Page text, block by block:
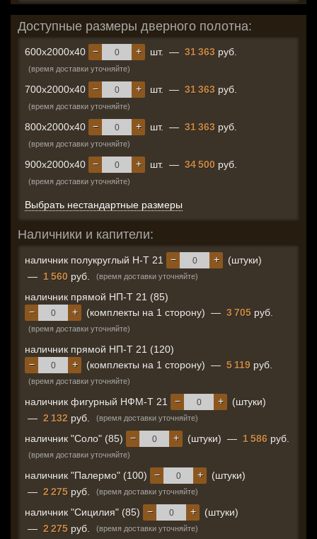
Доступные размеры дверного полотна:
600x2000x40 +
− шт. — 31 363 руб.
(время доставки уточняйте)
700x2000x40 +
− шт. — 31 363 руб.
(время доставки уточняйте)
800x2000x40 +
− шт. — 31 363 руб.
(время доставки уточняйте)
900x2000x40 +
− шт. — 34 500 руб.
(время доставки уточняйте)
Выбрать нестандартные размеры
Наличники и капители:
наличник полукруглый Н-Т 21 +
−
(штуки)
— 1 560 руб. (время доставки уточняйте)
наличник прямой НП-Т 21 (85)
+
− (комплекты на 1 сторону) — 3 705 руб.
(время доставки уточняйте)
наличник прямой НП-Т 21 (120)
+
− (комплекты на 1 сторону) — 5 119 руб.
(время доставки уточняйте)
наличник фигурный НФМ-Т 21 +
−
(штуки)
— 2 132 руб. (время доставки уточняйте)
наличник "Соло" (85) +
− (штуки) — 1 586 руб.
(время доставки уточняйте)
наличник "Палермо" (100) +
−
(штуки)
— 2 275 руб. (время доставки уточняйте)
наличник "Сицилия" (85) +
−
(штуки)
— 2 275 руб. (время доставки уточняйте)